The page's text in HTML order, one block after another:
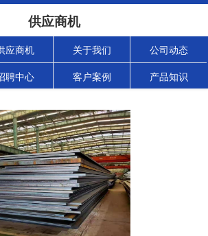
供应商机
应商机 关于我们 公司动态
聘中心 客户案例 产品知识